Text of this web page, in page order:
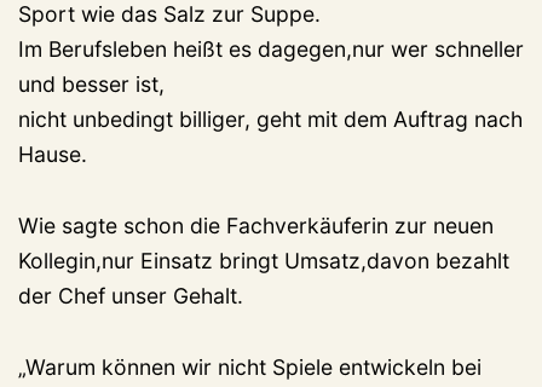
Sport wie das Salz zur Suppe.
Im Berufsleben heißt es dagegen,nur wer schneller
und besser ist,
nicht unbedingt billiger, geht mit dem Auftrag nach
Hause.
Wie sagte schon die Fachverkäuferin zur neuen
Kollegin,nur Einsatz bringt Umsatz,davon bezahlt
der Chef unser Gehalt.
„Warum können wir nicht Spiele entwickeln bei